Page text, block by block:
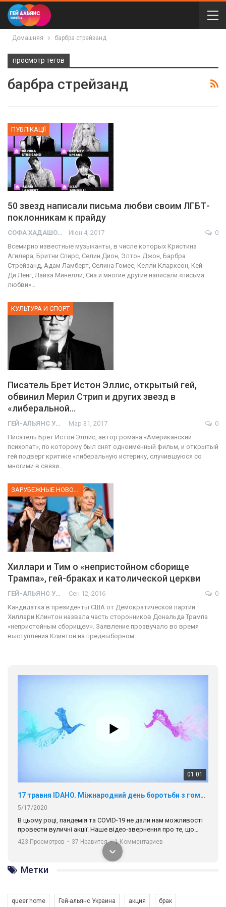
Домашняя барбра стрейзанд
просмотр тегов
барбра стрейзанд
ПУБЛІКАЦІЇ
50 звезд написали письма любви своим ЛГБТ-
поклонникам к прайду
СОФА ХАДАШОТ Июн 4, 2017
0
Всемирно известные музыканты, в числе которых Кристина
Агилера, Бритни Спирс, Селин Дион, Элтон Джон, Барбра
Стрейзанд, Адам Ламберт, Селина Гомес, Келли Кларксон, Кей
Ди Ленг, Лайза Минелли, Сиа и многие другие написали «письма
любви»…
КУЛЬТУРА И СПОРТ
Писатель Брет Истон Эллис, открытый гей,
обвинил Мерил Стрип и других звезд в
«либеральной…
ГЕЙ-АЛЬЯНС УКРАИНА Мар 31, 2017
0
Писатель Брет Истон Эллис, автор романа «Американский
психопат», по которому был снят одноименный фильм, и открытый
гей подверг критике «либеральную истерику, случившуюся со
многими в связи…
ЗАРУБЕЖНЫЕ НОВОСТИ
Хиллари и Тим о «непристойном сборище
Трампа», гей-браках и католической церкви
ГЕЙ-АЛЬЯНС УКРАИНА Сен 12, 2016
0
Кандидатка в президенты США от Демократической партии
Хиллари Клинтон назвала часть сторонников Дональда Трампа
«непристойным сборищем». Заявление прозвучало во время
выступления Клинтон на предвыборном…
01:01
17 травня IDAHO. Міжнародний день боротьби з гомофобією трансфобією і біфобія.
5/17/2020
В цьому році, пандемія та COVІD-19 не дали нам можливості
провести вуличні акції. Наше відео-звернення про те, що
навіть коли ми у різних містах та не можемо зустрінеться, ми
разом. Ми закликаємо всіх хто поділяє цінності рівності та
солідарності, приєднатися до нас. Регіональні підрозділи
ГАУ є в 16 областях України.
Разом наш голос лунає гучніше!
423 Просмотров • 37 Нравится • 1 Комментариев
Метки
queer home Гей-альянс Украина акция брак